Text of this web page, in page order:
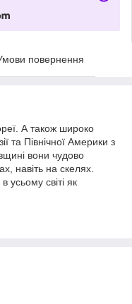
повернення
А також широко
та Північної Америки з
вони чудово
навіть на скелях.
усьому світі як